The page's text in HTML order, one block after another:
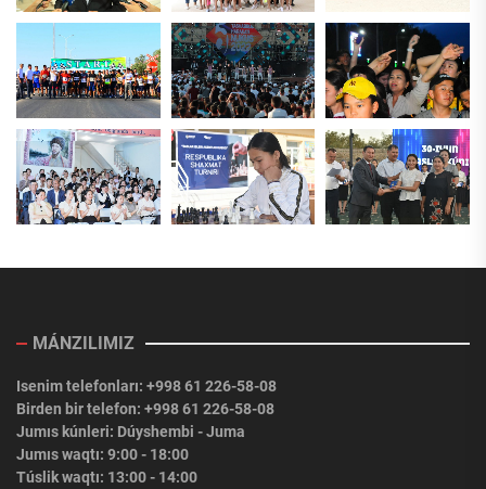
MÁNZILIMIZ
Isenim telefonları: +998 61 226-58-08
Birden bir telefon: +998 61 226-58-08
Jumıs kúnleri: Dúyshembi - Juma
Jumıs waqtı: 9:00 - 18:00
Túslik waqtı: 13:00 - 14:00